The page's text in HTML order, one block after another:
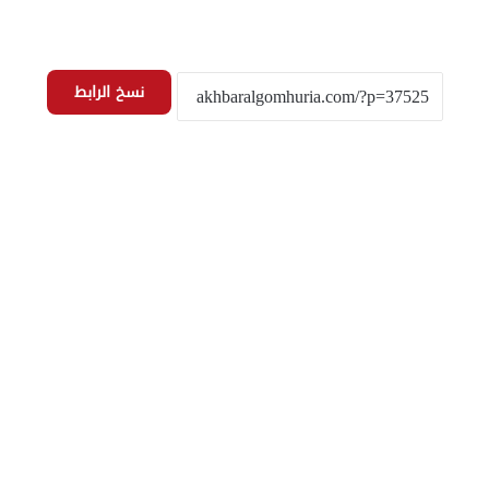
نسخ الرابط